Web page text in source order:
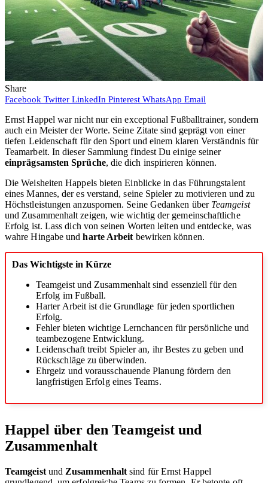
Share
Facebook Twitter LinkedIn Pinterest WhatsApp Email
Ernst Happel war nicht nur ein exceptional Fußballtrainer, sondern
auch ein Meister der Worte. Seine Zitate sind geprägt von einer
tiefen Leidenschaft für den Sport und einem klaren Verständnis für
Teamarbeit. In dieser Sammlung findest Du einige seiner
einprägsamsten Sprüche, die dich inspirieren können.
Die Weisheiten Happels bieten Einblicke in das Führungstalent
eines Mannes, der es verstand, seine Spieler zu motivieren und zu
Höchstleistungen anzuspornen. Seine Gedanken über Teamgeist
und Zusammenhalt zeigen, wie wichtig der gemeinschaftliche
Erfolg ist. Lass dich von seinen Worten leiten und entdecke, was
wahre Hingabe undharte Arbeit bewirken können.
Das Wichtigste in Kürze
Teamgeist und Zusammenhalt sind essenziell für den
Erfolg im Fußball.
Harter Arbeit ist die Grundlage für jeden sportlichen
Erfolg.
Fehler bieten wichtige Lernchancen für persönliche und
teambezogene Entwicklung.
Leidenschaft treibt Spieler an, ihr Bestes zu geben und
Rückschläge zu überwinden.
Ehrgeiz und vorausschauende Planung fördern den
langfristigen Erfolg eines Teams.
Happel über den Teamgeist und
Zusammenhalt
Teamgeistund Zusammenhalt sind für Ernst Happel